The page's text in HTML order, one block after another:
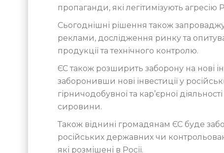
пропаганди, які легітимізують агресію
Сьогоднішні рішення також
реклами, дослідження ринку та
продукції та технічного контролю.
ЄС також розширить заборону на нові
заборонивши нові інвестиції у
гірничодобувної та кар’єрної
сировини.
Також віднині громадянам ЄС буде
російських державних чи
які розмішені в Росії.